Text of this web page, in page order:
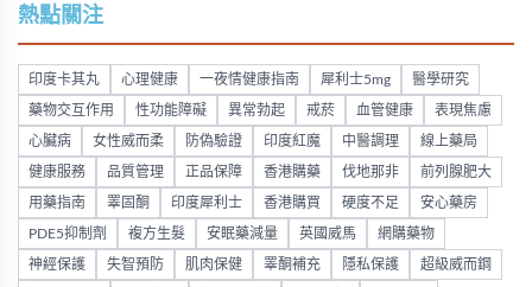
熱點關注
印度卡其丸 心理健康 一夜情健康指南 犀利士5mg 醫學研究
藥物交互作用 性功能障礙 異常勃起 戒菸 血管健康 表現焦慮
心臟病 女性威而柔 防偽驗證 印度紅魔 中醫調理 線上藥局
健康服務 品質管理 正品保障 香港購藥 伐地那非 前列腺肥大
用藥指南 睪固酮 印度犀利士 香港購買 硬度不足 安心藥房
PDE5抑制劑 複方生髮 安眠藥減量 英國威馬 網購藥物
神經保護 失智預防 肌肉保健 睪酮補充 隱私保護 超級威而鋼